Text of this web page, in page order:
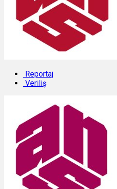
Reportaj
Veriliş